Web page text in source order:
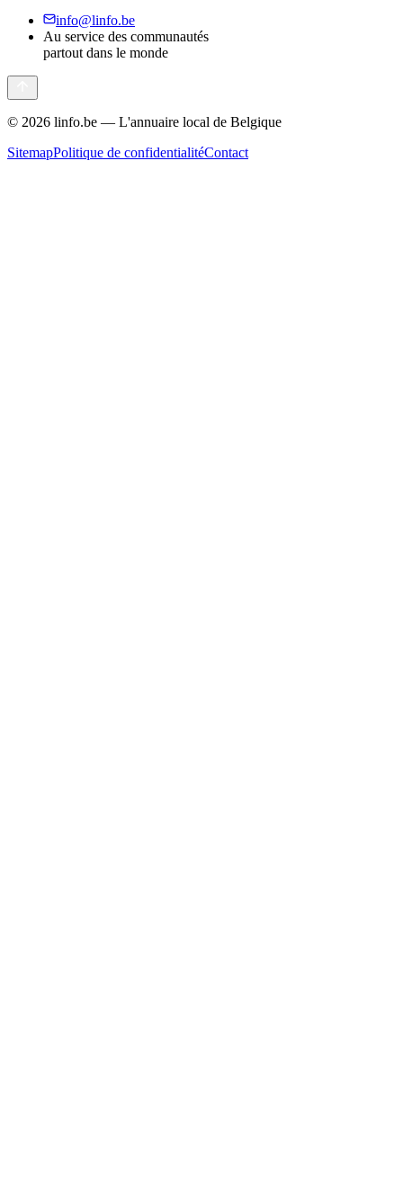
info@linfo.be
Au service des communautés
partout dans le monde
© 2026 linfo.be — L'annuaire local de Belgique
SitemapPolitique de confidentialitéContact